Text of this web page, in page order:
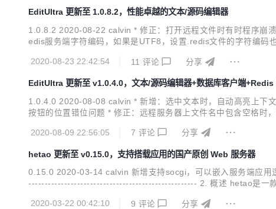
EditUltra 更新至 1.0.8.2，性能卓越的文本/源码编辑器
1.0.8.2 2020-08-22 calvin * 修正：打开远程文件时有时程序崩
edis服务端字符编码，如果是UTF8，设置.redis文件的字符编
2020-08-23 22:42:54
11 评论 分享
EditUltra 更新至 v1.0.4.0，文本/源码编辑器+数据库客户端+Redis
1.0.4.0 2020-08-08 calvin * 新增：选中文本时，自动高亮上下
按钮的位置错位问题 * 修正：远程服务器上文件名中包含空格
2020-08-09 22:56:05
7 评论 分享
hetao 更新至 v0.15.0，支持搭载应用的国产原创 Web 服务器
0.15.0 2020-03-14 calvin 新增支持socgi，可以嵌入服务端应
---------------------------------------------------- 2. 概述 hetao是一款
2020-03-22 00:42:10
9 评论 分享